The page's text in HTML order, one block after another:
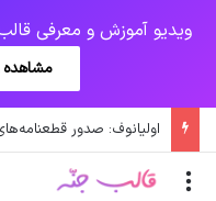
ویدیو آموزش و معرفی قالب
مشاهده
فال روز پنج شنبه 14 اسفند 1399
منو